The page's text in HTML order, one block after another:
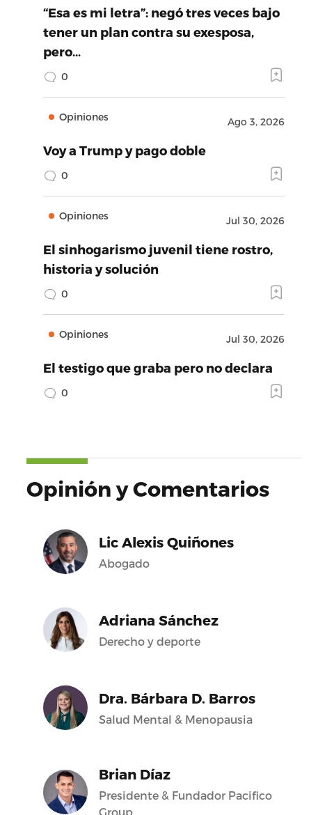
“Esa es mi letra”: negó tres veces bajo
tener un plan contra su exesposa,
pero…
0
Opiniones Ago 3, 2026
Voy a Trump y pago doble
0
Opiniones Jul 30, 2026
El sinhogarismo juvenil tiene rostro,
historia y solución
0
Opiniones Jul 30, 2026
El testigo que graba pero no declara
0
Opinión y Comentarios
Lic Alexis Quiñones
Abogado
Adriana Sánchez
Derecho y deporte
Dra. Bárbara D. Barros
Salud Mental & Menopausia
Brian Díaz
Presidente & Fundador Pacifico
Group